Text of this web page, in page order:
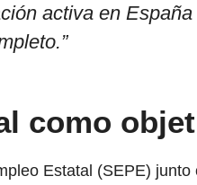
activa en
.”
como
Estatal (SEPE)